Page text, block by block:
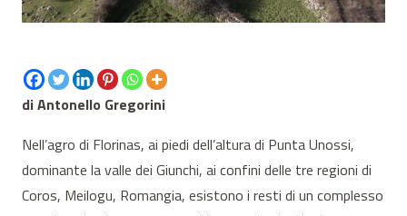
di Antonello Gregorini
Nell’agro di Florinas, ai piedi dell’altura di Punta Unossi,
dominante la valle dei Giunchi, ai confini delle tre regioni di
Coros, Meilogu, Romangia, esistono i resti di un complesso